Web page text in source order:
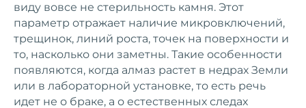
виду вовсе не стерильность камня. Этот
параметр отражает наличие микровключений,
трещинок, линий роста, точек на поверхности и
то, насколько они заметны. Такие особенности
появляются, когда алмаз растет в недрах Земли
или в лабораторной установке, то есть речь
идет не о браке, а о естественных следах